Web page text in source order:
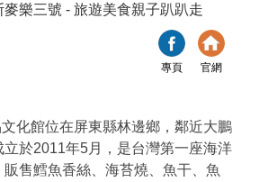
樂三號 - 旅遊美食親子趴趴走
專頁 官網
化館位在屏東縣林邊鄉，鄰近大鵬
於2011年5月，是台灣第一座海洋
售鱈魚香絲、海苔燒、魚干、魚